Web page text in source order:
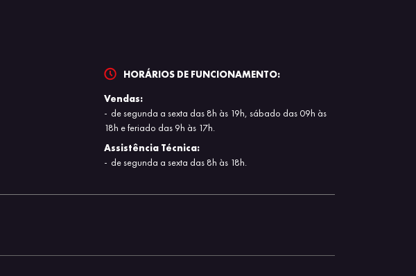
HORÁRIOS DE FUNCIONAMENTO:
Vendas:
de segunda a sexta das 8h às 19h, sábado das 09h às
18h e feriado das 9h às 17h.
Assistência Técnica:
de segunda a sexta das 8h às 18h.